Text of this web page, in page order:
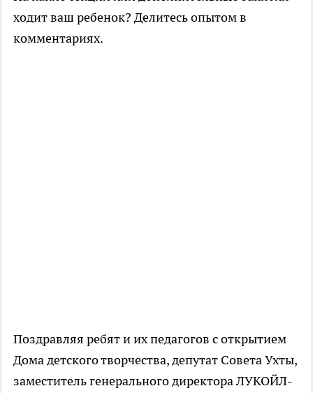
ходит ваш ребенок? Делитесь опытом в
комментариях.
Поздравляя ребят и их педагогов с открытием
Дома детского творчества, депутат Совета Ухты,
заместитель генерального директора ЛУКОЙЛ-